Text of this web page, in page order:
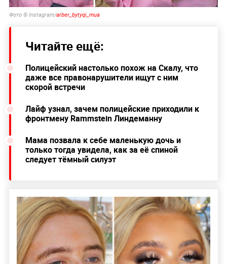
Фото © Instagram/arber_bytyqi_mua
Читайте ещё:
Полицейский настолько похож на Скалу, что
даже все правонарушители ищут с ним
скорой встречи
Лайф узнал, зачем полицейские приходили к
фронтмену Rammstein Линдеманну
Мама позвала к себе маленькую дочь и
только тогда увидела, как за её спиной
следует тёмный силуэт